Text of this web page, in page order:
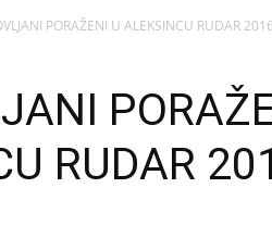
PORAŽENI U ALEKSINCU RUDAR
RUDAR